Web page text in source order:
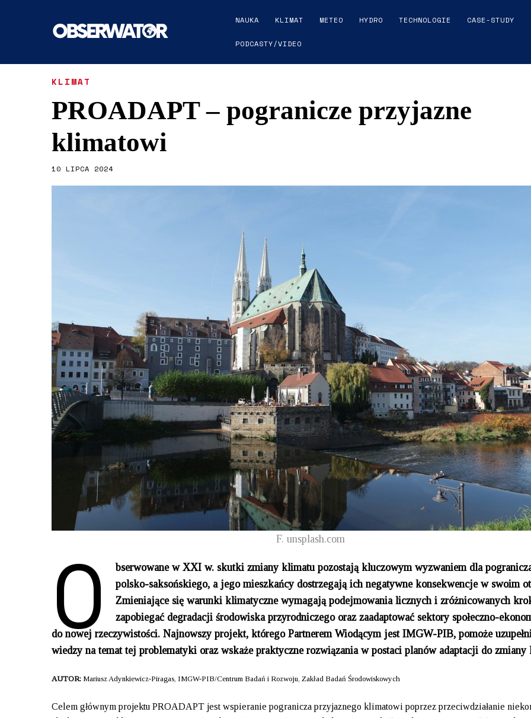
NAUKA KLIMAT METEO HYDRO TECHNOLOGIE CASE-STUDY
PODCASTY/VIDEO
KLIMAT
PROADAPT – pogranicze przyjazne
klimatowi
10 LIPCA 2024
F. unsplash.com
O
bserwowane w XXI w. skutki zmiany klimatu pozostają kluczowym wyzwaniem dla
polsko-saksońskiego, a jego mieszkańcy dostrzegają ich negatywne konsekwencje w swoim
Zmieniające się warunki klimatyczne wymagają podejmowania licznych i zróżnicowanych
zapobiegać degradacji środowiska przyrodniczego oraz zaadaptować sektory społeczno-
do nowej rzeczywistości. Najnowszy projekt, którego Partnerem Wiodącym jest IMGW-PIB, pomoże
wiedzy na temat tej problematyki oraz wskaże praktyczne rozwiązania w postaci planów adaptacji do zmiany
AUTOR: Mariusz Adynkiewicz-Piragas, IMGW-PIB/Centrum Badań i Rozwoju, Zakład Badań Środowiskowych
Celem głównym projektu PROADAPT jest wspieranie pogranicza przyjaznego klimatowi poprzez przeciwdziałanie